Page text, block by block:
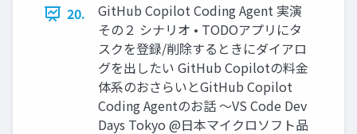
20.
GitHub Copilot Coding Agent 実演
その２ シナリオ • TODOアプリにタ
スクを登録/削除するときにダイアロ
グを出したい GitHub Copilotの料金
体系のおさらいとGitHub Copilot
Coding Agentのお話 〜VS Code Dev
Days Tokyo @日本マイクロソフト品